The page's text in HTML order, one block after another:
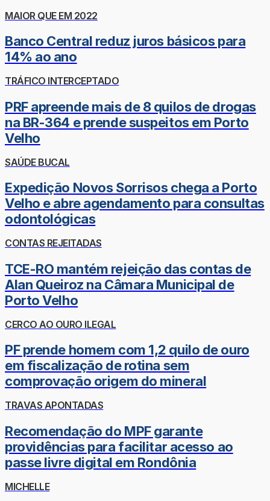
MAIOR QUE EM 2022
Banco Central reduz juros básicos para
14% ao ano
TRÁFICO INTERCEPTADO
PRF apreende mais de 8 quilos de drogas
na BR-364 e prende suspeitos em Porto
Velho
SAÚDE BUCAL
Expedição Novos Sorrisos chega a Porto
Velho e abre agendamento para consultas
odontológicas
CONTAS REJEITADAS
TCE-RO mantém rejeição das contas de
Alan Queiroz na Câmara Municipal de
Porto Velho
CERCO AO OURO ILEGAL
PF prende homem com 1,2 quilo de ouro
em fiscalização de rotina sem
comprovação origem do mineral
TRAVAS APONTADAS
Recomendação do MPF garante
providências para facilitar acesso ao
passe livre digital em Rondônia
MICHELLE